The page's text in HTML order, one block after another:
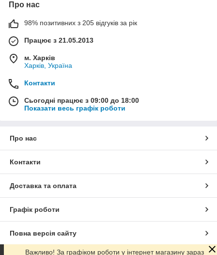
Про нас
98% позитивних з 205 відгуків за рік
Працює з 21.05.2013
м. Харків
Харків, Україна
Контакти
Сьогодні працює з 09:00 до 18:00
Показати весь графік роботи
Про нас
Контакти
Доставка та оплата
Графік роботи
Повна версія сайту
Важливо! За графіком роботи у інтернет магазину зараз